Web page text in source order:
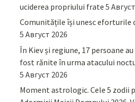
uciderea propriului frate 5
Comunitățile își unesc eforturile
5 Август 2026
În Kiev și regiune, 17 persoane
fost rănite în urma atacului
5 Август 2026
Moment astrologic. Cele 5 zodii